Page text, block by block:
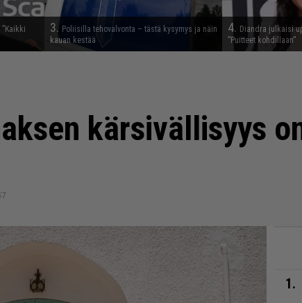
3. Poliisilla tehovalvonta – tästä kysymys ja näin
kauan kestää
4. Diandra julkaisi
”Puitteet kohdillaan”
kärsivällisyys
1.